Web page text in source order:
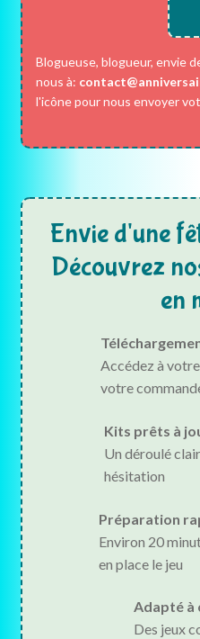
Blogueuse, blogueur, envie
nous à:
l'icône pour nous envoyer
Envie d'une
Découvrez
en
Accédez à
votre
Kits prêts à
Un déroulé
hésitation
Préparation
Environ 20
en place le jeu
Adapté à
Des jeux